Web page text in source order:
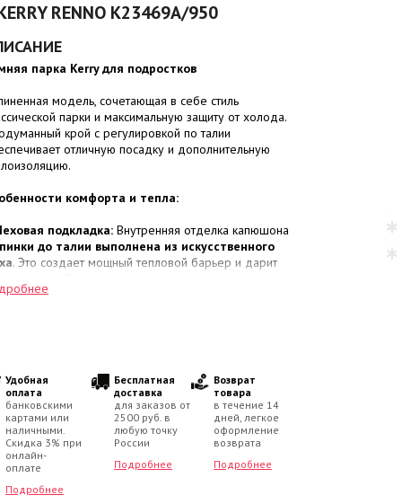
RENNO K23469A/950
парка Kerry для подростков
модель, сочетающая в себе стиль
парки и максимальную защиту от холода.
крой с регулировкой по талии
отличную посадку и дополнительную
комфорта и тепла:
подкладка: Внутренняя отделка капюшона
до талии выполнена из искусственного
. Это создает мощный тепловой барьер и дарит
Active Plus 10000/10000:
KERRYFILL (330 г/м²):
Технологичный
с микроячеистой структурой. Он
удерживает тепло, быстро сохнет и
свои свойства долгое время.
Температурный режим:Надежная защита в
от 0 до -30 °C
детали:
Удобная
оплата
банковскими
картами или
наличными.
Скидка 3% при
онлайн-
оплате
Подробнее
Бесплатная
доставка
для заказов от
2500 руб. в
любую точку
России
Подробнее
Возврат
товара
в течение 14
дней, легкое
оформление
возврата
Подробнее